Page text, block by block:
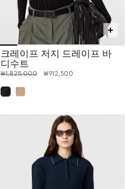
크레이프 저지 드레이프 바
디수트
인하 전 가격:
₩1,825,000인하된 가격:
₩912,500